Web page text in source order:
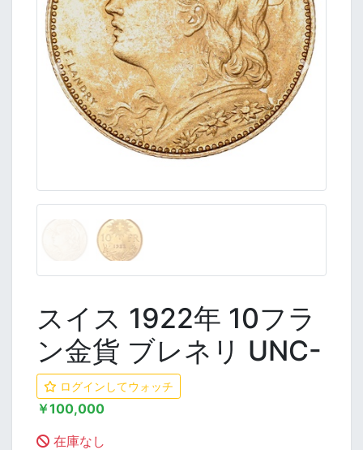
前のページ 次のペー
スイス 1922年 10フラ
ン金貨 ブレネリ UNC-
ログインしてウォッチ
￥100,000
在庫なし